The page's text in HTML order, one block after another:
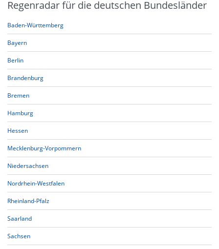
Regenradar für die deutschen Bundesländer
Baden-Württemberg
Bayern
Berlin
Brandenburg
Bremen
Hamburg
Hessen
Mecklenburg-Vorpommern
Niedersachsen
Nordrhein-Westfalen
Rheinland-Pfalz
Saarland
Sachsen